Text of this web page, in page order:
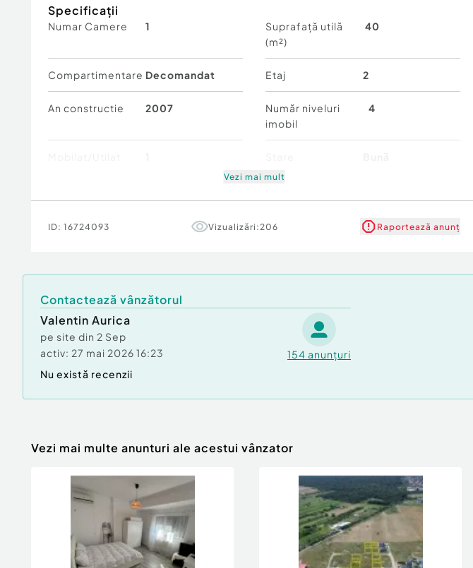
Tip imobil:Bloc de apartamente
Număr Băi:1
Specificații
Numar Camere 1
Suprafață utilă
(m²)
40
Compartimentare Decomandat Etaj 2
An constructie 2007
Număr niveluri
imobil
4
Vezi mai mult
ID: 16724093 Vizualizări: 206 Raportează anunț
Contactează vânzătorul
Valentin Aurica
pe site din 2 Sep
activ: 27 mai 2026 16:23 154 anunțuri
Nu există recenzii
Vezi mai multe anunturi ale acestui vânzator